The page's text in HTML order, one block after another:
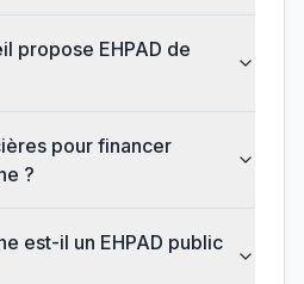
propose EHPAD de
pour financer
?
est-il un EHPAD public